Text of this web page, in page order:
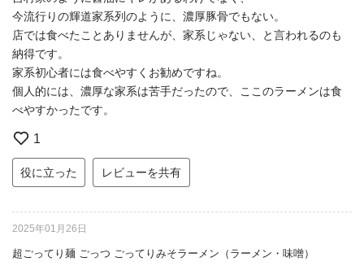
今流行りの輝道家系列のように、濃厚豚骨でもない。
店では食べたことありませんが、家系じゃない、と言われるのも
納得です。
家系初心者には食べやすくお勧めですね。
個人的には、濃厚な家系は苦手だったので、ここのラーメンは食
べやすかったです。
1
役に立った レビューを共有
2025年01月26日
超ごってり麺 ごっつ ごってりみそラーメン（ラーメン・味噌）